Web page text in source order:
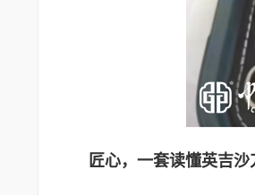
匠心，一套读懂英吉沙